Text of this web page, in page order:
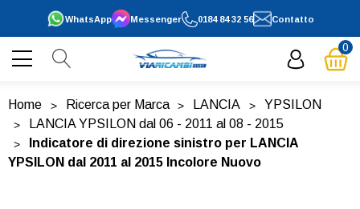
0184 84 32 56
WhatsApp Contatto
Messenger
0
Home Ricerca per Marca LANCIA
YPSILON
LANCIA YPSILON dal 06 - 2011 al 08 - 2015
Indicatore di direzione sinistro per LANCIA
YPSILON dal 2011 al 2015 Incolore Nuovo